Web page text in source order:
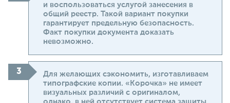
и воспользоваться услугой занесения в
общий реестр. Такой вариант покупки
гарантирует предельную безопасность.
Факт покупки документа доказать
невозможно.
Для желающих сэкономить, изготавливаем
типографские копии. «Корочка» не имеет
визуальных различий с оригиналом,